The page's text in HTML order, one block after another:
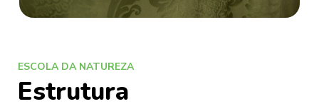
ESCOLA DA NATUREZA
Estrutura